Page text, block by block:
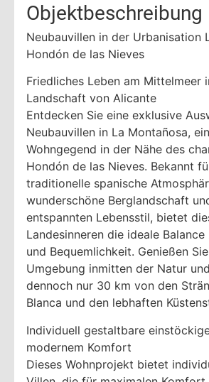
Objektbeschreibung
Neubauvillen in der Urbanisation
Hondón de las Nieves
Friedliches Leben am Mittelmeer
Landschaft von Alicante
Entdecken Sie eine exklusive
Neubauvillen in La Montañosa,
Wohngegend in der Nähe des
Hondón de las Nieves. Bekannt
traditionelle spanische
wunderschöne Berglandschaft
entspannten Lebensstil, bietet
Landesinneren die ideale Balance
und Bequemlichkeit. Genießen
Umgebung inmitten der Natur
dennoch nur 30 km von den
Blanca und den lebhaften
Individuell gestaltbare
modernem Komfort
Dieses Wohnprojekt bietet